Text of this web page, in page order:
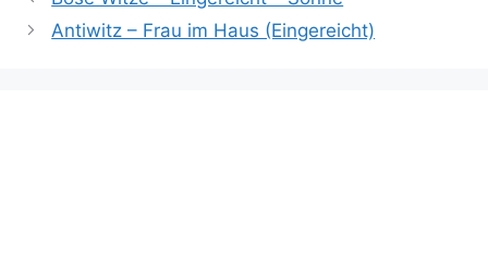
Antiwitz – Frau im Haus (Eingereicht)